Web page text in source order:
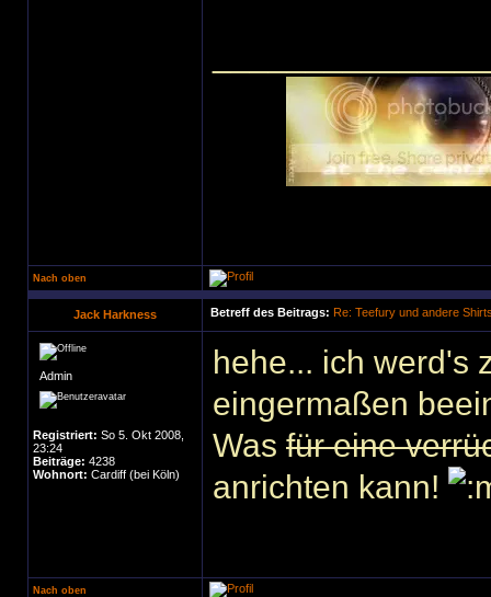
Nach oben
Jack Harkness Betreff des Beitrags: Re: Teefury und andere
Admin
Registriert: So 5. Okt 2008,
23:24
Beiträge: 4238
Wohnort: Cardiff (bei Köln)
hehe... ich werd's
eingermaßen
Was für eine
anrichten kann!
Nach oben